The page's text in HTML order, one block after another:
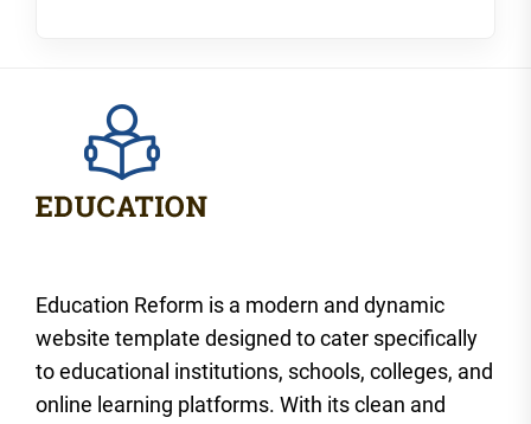
Education Reform is a modern and dynamic
website template designed to cater specifically
to educational institutions, schools, colleges, and
online learning platforms. With its clean and